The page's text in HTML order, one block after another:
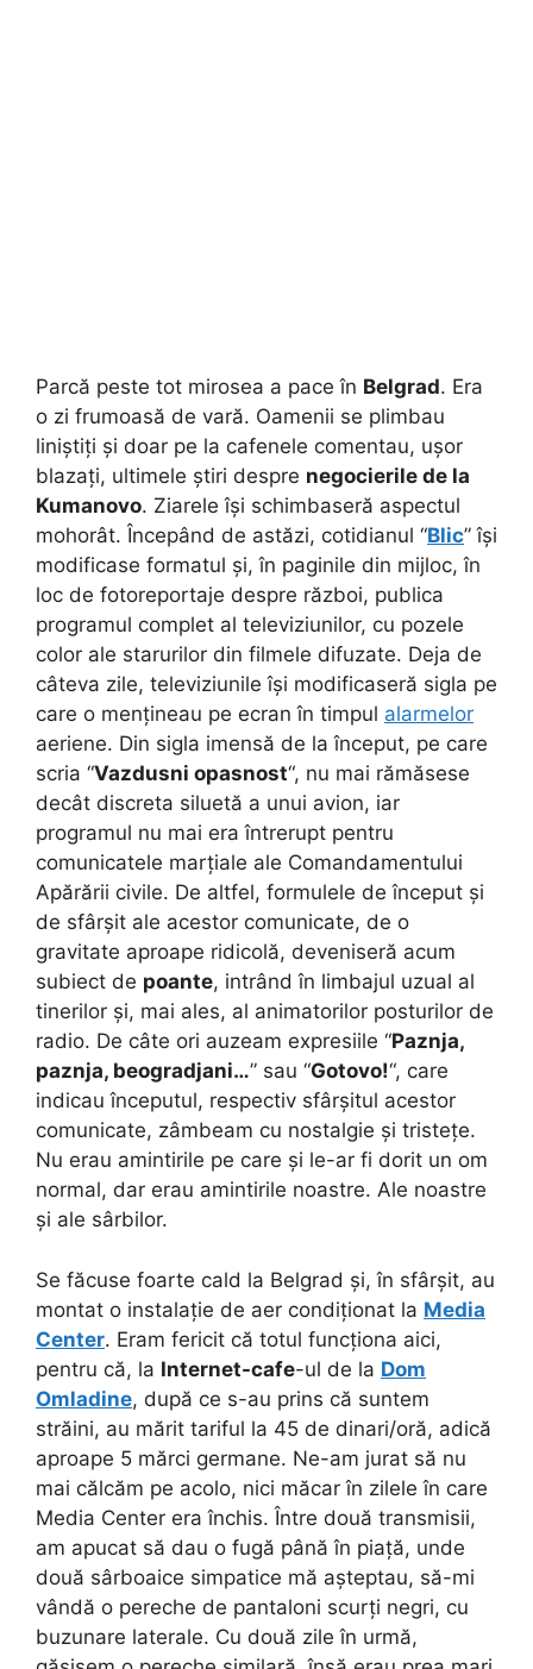
Parcă peste tot mirosea a pace în Belgrad. Era
o zi frumoasă de vară. Oamenii se plimbau
liniștiți și doar pe la cafenele comentau, ușor
blazați, ultimele știri despre negocierile de la
Kumanovo. Ziarele își schimbaseră aspectul
mohorât. Începând de astăzi, cotidianul “Blic” își
modificase formatul și, în paginile din mijloc, în
loc de fotoreportaje despre război, publica
programul complet al televiziunilor, cu pozele
color ale starurilor din filmele difuzate. Deja de
câteva zile, televiziunile își modificaseră sigla pe
care o mențineau pe ecran în timpul alarmelor
aeriene. Din sigla imensă de la început, pe care
scria “Vazdusni opasnost“, nu mai rămăsese
decât discreta siluetă a unui avion, iar
programul nu mai era întrerupt pentru
comunicatele marțiale ale Comandamentului
Apărării civile. De altfel, formulele de început și
de sfârșit ale acestor comunicate, de o
gravitate aproape ridicolă, deveniseră acum
subiect de poante, intrând în limbajul uzual al
tinerilor și, mai ales, al animatorilor posturilor de
radio. De câte ori auzeam expresiile “Paznja,
paznja, beogradjani…” sau “Gotovo!“, care
indicau începutul, respectiv sfârșitul acestor
comunicate, zâmbeam cu nostalgie și tristețe.
Nu erau amintirile pe care și le-ar fi dorit un om
normal, dar erau amintirile noastre. Ale noastre
și ale sârbilor.
Se făcuse foarte cald la Belgrad și, în sfârșit, au
montat o instalație de aer condiționat la Media
Center. Eram fericit că totul funcționa aici,
pentru că, la Internet-cafe-ul de la Dom
Omladine, după ce s-au prins că suntem
străini, au mărit tariful la 45 de dinari/oră, adică
aproape 5 mărci germane. Ne-am jurat să nu
mai călcăm pe acolo, nici măcar în zilele în care
Media Center era închis. Între două transmisii,
am apucat să dau o fugă până în piață, unde
două sârboaice simpatice mă așteptau, să-mi
vândă o pereche de pantaloni scurți negri, cu
buzunare laterale. Cu două zile în urmă,